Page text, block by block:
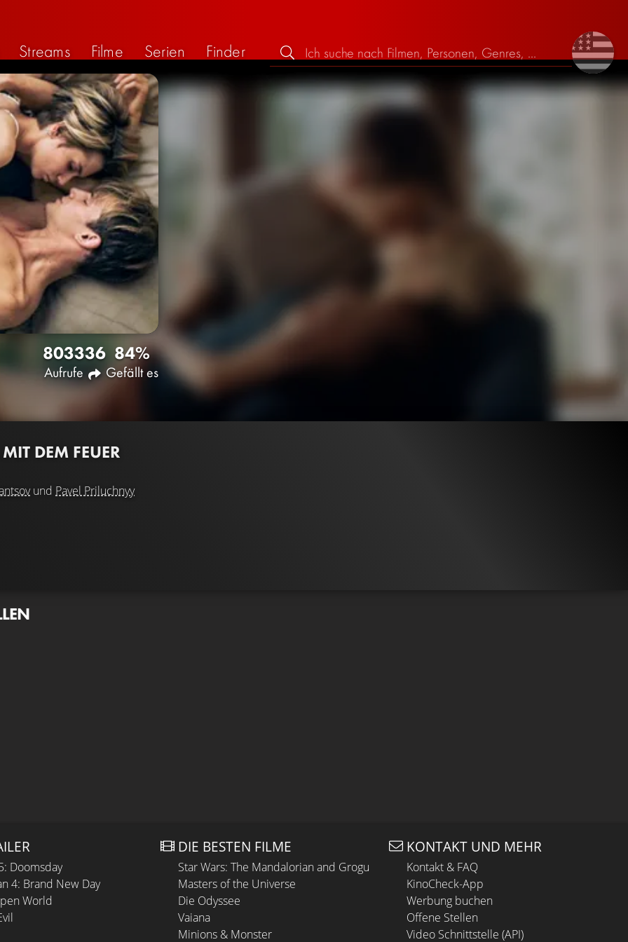
Streams Filme Serien Finder
8033
Aufrufe
36 84%
Gefällt es
DEM FEUER
und Pavel Priluchnyy
Doomsday
4: Brand New Day
World
DIE BESTEN FILME
Star Wars: The Mandalorian and Grogu
Masters of the Universe
Die Odyssee
Vaiana
Minions & Monster
KONTAKT UND MEHR
Kontakt & FAQ
KinoCheck-App
Werbung buchen
Offene Stellen
Video Schnittstelle (API)